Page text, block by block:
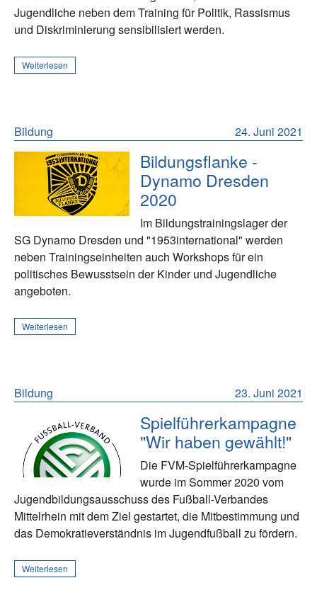
Jugendliche neben dem Training für Politik, Rassismus
und Diskriminierung sensibilisiert werden.
Weiterlesen
24. Juni 2021
Bildung
Bildungsflanke -
Dynamo Dresden
2020
Im Bildungstrainingslager der
SG Dynamo Dresden und "1953international" werden
neben Trainingseinheiten auch Workshops für ein
politisches Bewusstsein der Kinder und Jugendliche
angeboten.
Weiterlesen
23. Juni 2021
Bildung
Spielführerkampagne
"Wir haben gewählt!"
Die FVM-Spielführerkampagne
wurde im Sommer 2020 vom
Jugendbildungsausschuss des Fußball-Verbandes
Mittelrhein mit dem Ziel gestartet, die Mitbestimmung und
das Demokratieverständnis im Jugendfußball zu fördern.
Weiterlesen